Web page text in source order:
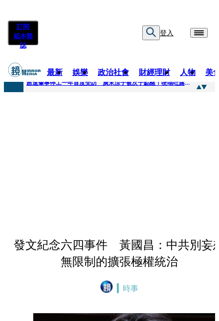
訂閱
紙本雜
誌
登入
最新 娛樂 政治社會 財經理財 人物 美
快訊
超速肇事停工一年首度受訪 廣末涼子被次子點醒！哽咽吐露：不再偽裝完美
發文紀念六四事件 黃國昌：中共別妄
無限制的擴張極權統治
時事